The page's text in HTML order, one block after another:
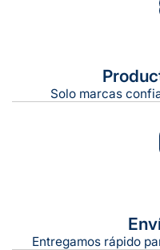
Solo marcas
Entregamos rápido